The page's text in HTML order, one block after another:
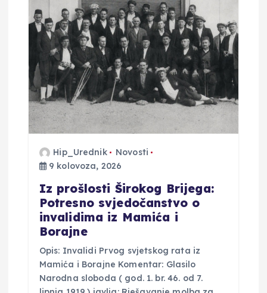
o
b
Hip_Urednik
Novosti
9 kolovoza, 2026
Iz prošlosti Širokog Brijega:
Potresno svjedočanstvo o
invalidima iz Mamića i
Borajne
Opis: Invalidi Prvog svjetskog rata iz
Mamića i Borajne Komentar: Glasilo
Narodna sloboda ( god. 1. br. 46. od 7.